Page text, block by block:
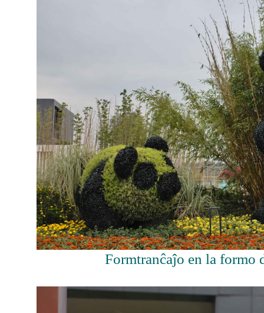
Formtranĉaĵo en la formo